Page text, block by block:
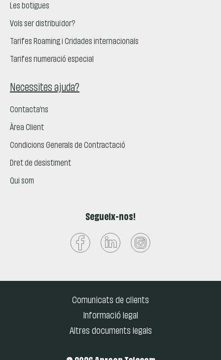
Les botigues
Vols ser distribuïdor?
Tarifes Roaming i Cridades internacionals
Tarifes numeració especial
Necessites ajuda?
Contacta’ns
Àrea Client
Condicions Generals de Contractació
Dret de desistiment
Qui som
Segueix-nos!
Comunicats de clients
Informació legal
Altres documents legals